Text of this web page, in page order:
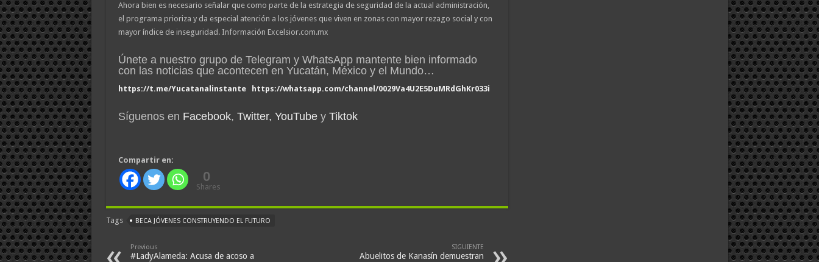
Ahora bien es necesario señalar que como parte de la estrategia de seguridad de la actual administración,
el programa prioriza y da especial atención a los jóvenes que viven en zonas con mayor rezago social y con
mayor índice de inseguridad. Información Excelsior.com.mx
Únete a nuestro grupo de Telegram y WhatsApp mantente bien informado
con las noticias que acontecen en Yucatán, México y el Mundo…
https://t.me/Yucatanalinstante https://whatsapp.com/channel/0029Va4U2E5DuMRdGhKr033i
Síguenos en Facebook, Twitter, YouTubey Tiktok
Compartir en:
0
Shares
Tags BECA JÓVENES CONSTRUYENDO EL FUTURO
Previous
#LadyAlameda: Acusa de acoso a
SIGUIENTE
Abuelitos de Kanasín demuestran